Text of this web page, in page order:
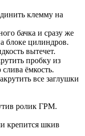
клемму на
бачка и сразу же
блоке цилиндров.
вытечет.
пробку из
ёмкость.
все заглушки
ролик ГРМ.
крепится шкив